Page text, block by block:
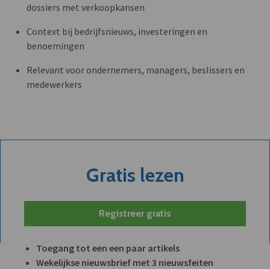
dossiers met verkoopkansen
Context bij bedrijfsnieuws, investeringen en
benoemingen
Relevant voor ondernemers, managers, beslissers en
medewerkers
Gratis lezen
Registreer gratis
Toegang tot een een paar artikels
Wekelijkse nieuwsbrief met 3 nieuwsfeiten